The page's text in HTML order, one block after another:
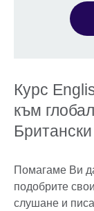
Курс
към
Британски
Помагаме Ви
подобрите
слушане и